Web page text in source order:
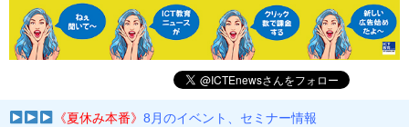
《夏休み本番》8月のイベント、セミナー情報